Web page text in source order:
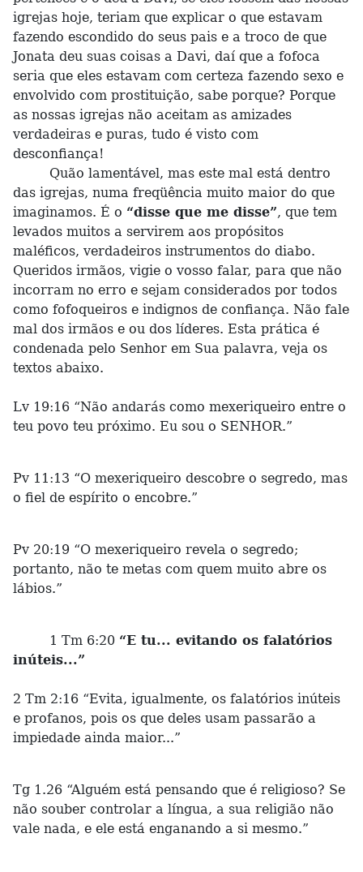
igrejas hoje, teriam que explicar o que estavam
fazendo escondido do seus pais e a troco de que
Jonata deu suas coisas a Davi, daí que a fofoca
seria que eles estavam com certeza fazendo sexo e
envolvido com prostituição, sabe porque? Porque
as nossas igrejas não aceitam as amizades
verdadeiras e puras, tudo é visto com
desconfiança!
Quão lamentável, mas este mal está dentro
das igrejas, numa freqüência muito maior do que
imaginamos. É o “disse que me disse”, que tem
levados muitos a servirem aos propósitos
maléficos, verdadeiros instrumentos do diabo.
Queridos irmãos, vigie o vosso falar, para que não
incorram no erro e sejam considerados por todos
como fofoqueiros e indignos de confiança. Não fale
mal dos irmãos e ou dos líderes. Esta prática é
condenada pelo Senhor em Sua palavra, veja os
textos abaixo.
Lv 19:16 “Não andarás como mexeriqueiro entre o
teu povo teu próximo. Eu sou o SENHOR.”
Pv 11:13 “O mexeriqueiro descobre o segredo, mas
o fiel de espírito o encobre.”
Pv 20:19 “O mexeriqueiro revela o segredo;
portanto, não te metas com quem muito abre os
lábios.”
1 Tm 6:20 “E tu... evitando os falatórios
inúteis...”
2 Tm 2:16 “Evita, igualmente, os falatórios inúteis
e profanos, pois os que deles usam passarão a
impiedade ainda maior...”
Tg 1.26 “Alguém está pensando que é religioso? Se
não souber controlar a língua, a sua religião não
vale nada, e ele está enganando a si mesmo.”